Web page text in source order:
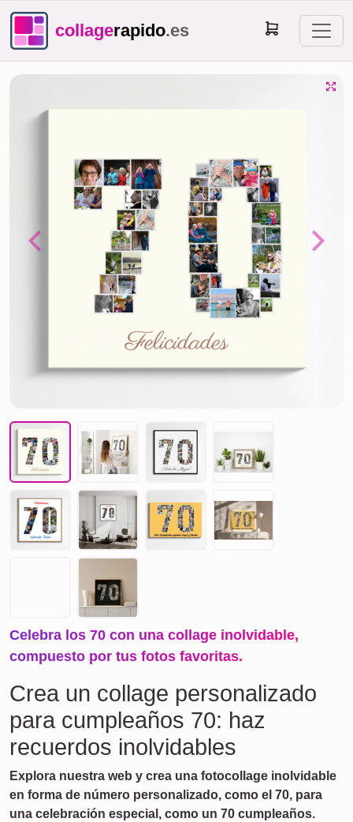
collagerapido.es
Previous Next
Celebra los 70 con una collage inolvidable,
compuesto por tus fotos favoritas.
Crea un collage personalizado
para cumpleaños 70: haz
recuerdos inolvidables
Explora nuestra web y crea una fotocollage inolvidable
en forma de número personalizado, como el 70, para
una celebración especial, como un 70 cumpleaños.